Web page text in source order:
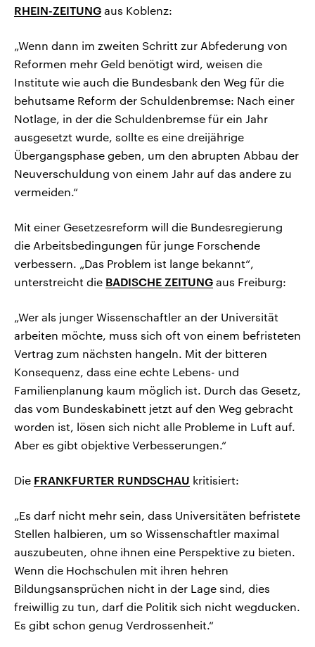
RHEIN-ZEITUNG aus Koblenz:
„Wenn dann im zweiten Schritt zur Abfederung von
Reformen mehr Geld benötigt wird, weisen die
Institute wie auch die Bundesbank den Weg für die
behutsame Reform der Schuldenbremse: Nach einer
Notlage, in der die Schuldenbremse für ein Jahr
ausgesetzt wurde, sollte es eine dreijährige
Übergangsphase geben, um den abrupten Abbau der
Neuverschuldung von einem Jahr auf das andere zu
vermeiden.“
Mit einer Gesetzesreform will die Bundesregierung
die Arbeitsbedingungen für junge Forschende
verbessern. „Das Problem ist lange bekannt“,
unterstreicht die BADISCHE ZEITUNG aus Freiburg:
„Wer als junger Wissenschaftler an der Universität
arbeiten möchte, muss sich oft von einem befristeten
Vertrag zum nächsten hangeln. Mit der bitteren
Konsequenz, dass eine echte Lebens- und
Familienplanung kaum möglich ist. Durch das Gesetz,
das vom Bundeskabinett jetzt auf den Weg gebracht
worden ist, lösen sich nicht alle Probleme in Luft auf.
Aber es gibt objektive Verbesserungen.“
Die FRANKFURTER RUNDSCHAU kritisiert:
„Es darf nicht mehr sein, dass Universitäten befristete
Stellen halbieren, um so Wissenschaftler maximal
auszubeuten, ohne ihnen eine Perspektive zu bieten.
Wenn die Hochschulen mit ihren hehren
Bildungsansprüchen nicht in der Lage sind, dies
freiwillig zu tun, darf die Politik sich nicht wegducken.
Es gibt schon genug Verdrossenheit.“